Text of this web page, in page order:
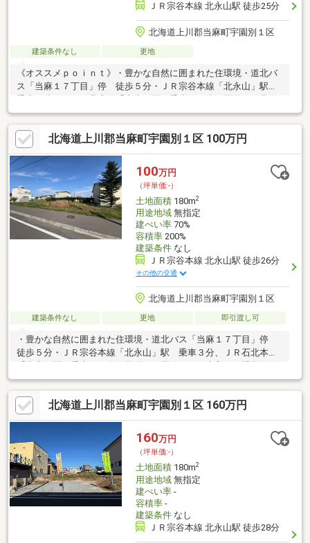
ＪＲ宗谷本線 北永山駅 徒歩25分
北海道上川郡当麻町宇園別１区
建築条件なし 更地
《オススメｐｏｉｎｔ》・豊かな自然に囲まれた住環境・道北バ
ス「当麻１７丁目」停 徒歩５分・ＪＲ宗谷本線「北永山」駅
より１本入った場所に位置し利便性、視認性◎・当麻町は子育て
世代や移住者の方へのサポート制度あり・休日は道の駅や旭川ま
でお出かけはいかがでしょうか！～～～～～お気軽にお問合せく
ださい～～～～～
北海道上川郡当麻町宇園別１区 100万円
100万円
（坪単価:-）
土地面積180m2
用途地域無指定
建ぺい率70%
容積率200%
建築条件なし
ＪＲ宗谷本線 北永山駅 徒歩26分
その他の交通
北海道上川郡当麻町宇園別１区
建築条件なし 更地 即引渡し可
・豊かな自然に囲まれた住環境・道北バス「当麻１７丁目」停
徒歩５分・ＪＲ宗谷本線「北永山」駅 乗車３分、ＪＲ石北本線
置し利便性、視認性◎・当麻町は子育て世代や移住者の方へのサ
ポート制度あり・休日は道の駅や旭川までお出かけはいかがでし
ょうか
北海道上川郡当麻町宇園別１区 160万円
160万円
（坪単価:-）
土地面積180m2
用途地域無指定
建ぺい率-
容積率-
建築条件なし
ＪＲ宗谷本線 北永山駅 徒歩28分